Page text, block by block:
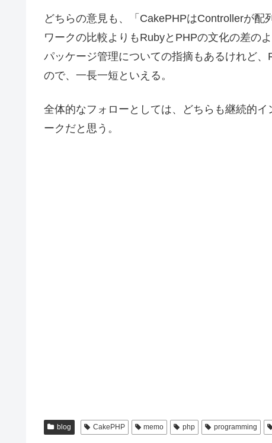
どちらの意見も、「CakePHPはControllerが
ワークの比較よりもRubyとPHPの文化の差のよ
パッケージ管理についての指摘もあるけれど
ので、一長一短といえる。
全体的なフォローとしては、どちらも継続的
ークだと思う。
blog CakePHP memo php programming